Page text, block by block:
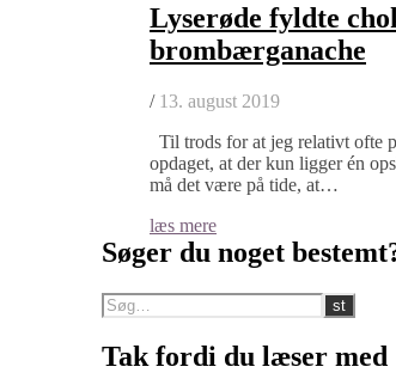
Lyserøde fyldte
brombærganache
/ 13. august 2019
Til trods for at jeg relativt ofte
opdaget, at der kun ligger én
må det være på tide, at…
læs mere
Søger du noget
Tak fordi du læser med